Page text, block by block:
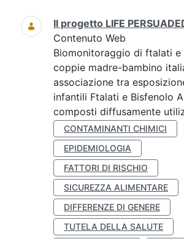
Ricerca
Il progetto LIFE
Contenuto Web
Biomonitoraggio di ftalati e
coppie madre-bambino
associazione tra
infantili Ftalati e Bisfenolo
composti diffusamente
CONTAMINANTI CHIMICI
EPIDEMIOLOGIA
FATTORI DI RISCHIO
SICUREZZA ALIMENTARE
DIFFERENZE DI GENERE
TUTELA DELLA SALUTE